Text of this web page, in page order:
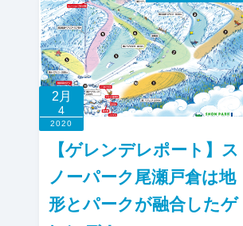
2月
4
2020
【ゲレンデレポート】ス
ノーパーク尾瀬戸倉は地
形とパークが融合したゲ